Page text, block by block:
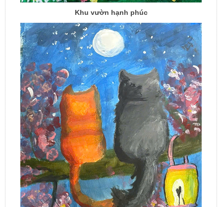
Khu vườn hạnh phúc